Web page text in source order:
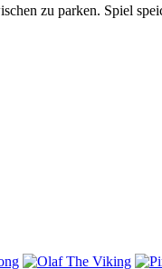
zu parken. Spiel